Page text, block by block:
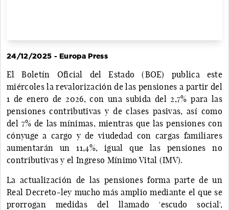
24/12/2025 - Europa Press
El Boletín Oficial del Estado (BOE) publica este
miércoles la revalorización de las pensiones a partir del
1 de enero de 2026, con una subida del 2,7% para las
pensiones contributivas y de clases pasivas, así como
del 7% de las mínimas, mientras que las pensiones con
cónyuge a cargo y de viudedad con cargas familiares
aumentarán un 11,4%, igual que las pensiones no
contributivas y el Ingreso Mínimo Vital (IMV).
La actualización de las pensiones forma parte de un
Real Decreto-ley mucho más amplio mediante el que se
prorrogan medidas del llamado 'escudo social',